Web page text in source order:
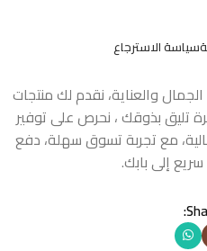
سياسة الاسترجاع
والعناية، نقدم لك منتجات
تليق بذوقك ، نحرص على توفير
مع تجربة تسوق سهلة، دفع
إلى بابك.